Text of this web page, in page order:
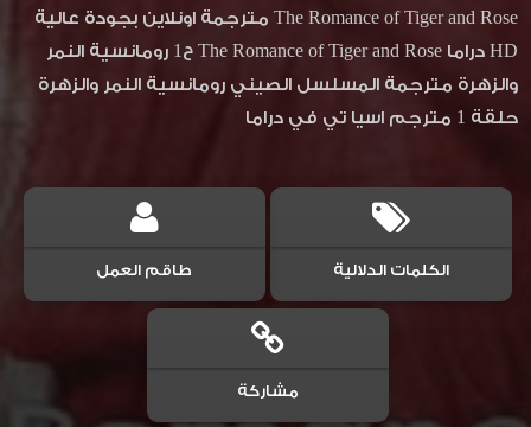
The Romance of Tiger and Rose مترجمة اونلاين بجودة عالية
HD دراما The Romance of Tiger and Rose ح1 رومانسية النمر
والزهرة مترجمة المسلسل الصيني رومانسية النمر والزهرة
حلقة 1 مترجم اسيا تي في دراما
الكلمات الدلالية طاقم العمل
مشاركة